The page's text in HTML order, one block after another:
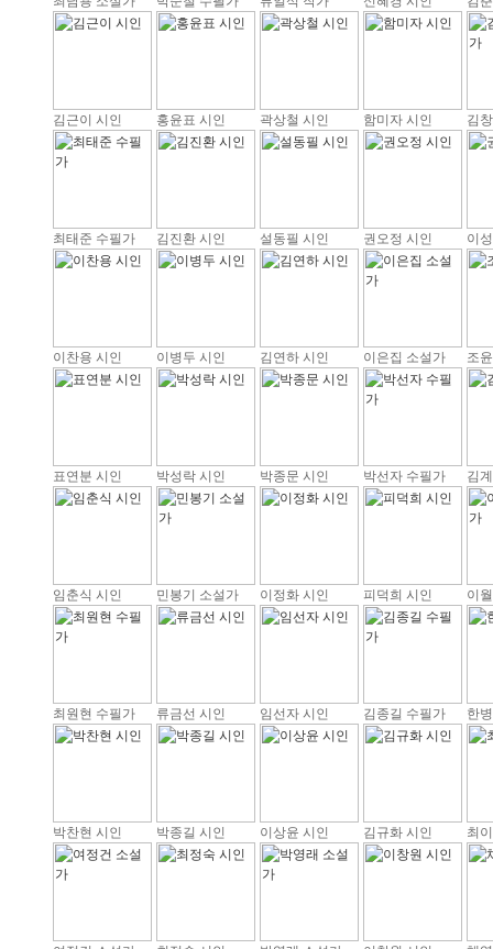
김근이 시인 홍윤표 시인 곽상철 시인 함미자 시인 김
최태준 수필가 김진환 시인 설동필 시인 권오정 시인 이
이찬용 시인 이병두 시인 김연하 시인 이은집 소설가 조
표연분 시인 박성락 시인 박종문 시인 박선자 수필가 김
임춘식 시인 민봉기 소설가 이정화 시인 피덕희 시인 이
최원현 수필가 류금선 시인 임선자 시인 김종길 수필가 한
박찬현 시인 박종길 시인 이상윤 시인 김규화 시인 최